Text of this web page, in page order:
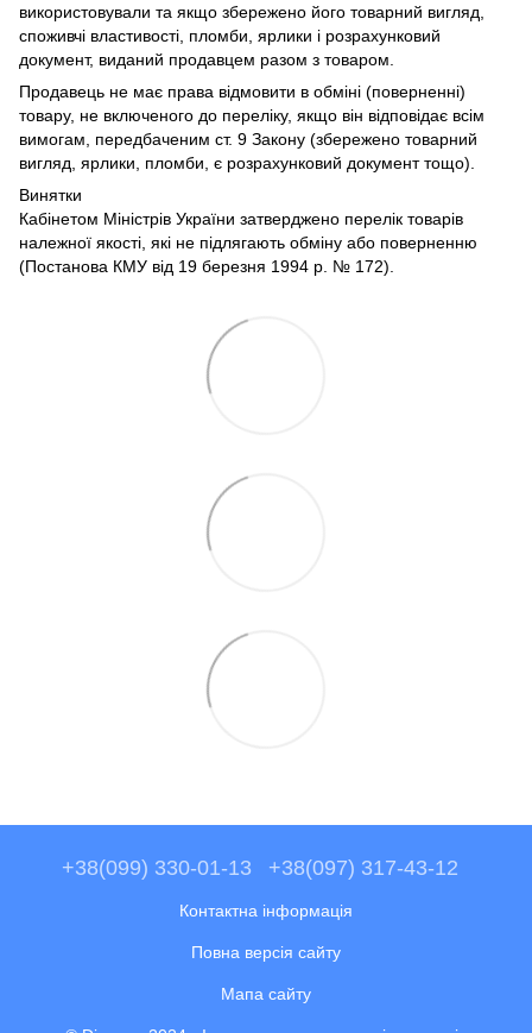
використовували та якщо збережено його товарний вигляд,
споживчі властивості, пломби, ярлики і розрахунковий
документ, виданий продавцем разом з товаром.
Продавець не має права відмовити в обміні (поверненні)
товару, не включеного до переліку, якщо він відповідає всім
вимогам, передбаченим ст. 9 Закону (збережено товарний
вигляд, ярлики, пломби, є розрахунковий документ тощо).
Винятки
Кабінетом Міністрів України затверджено перелік товарів
належної якості, які не підлягають обміну або поверненню
(Постанова КМУ від 19 березня 1994 р. № 172).
+38(099) 330-01-13 +38(097) 317-43-12
Контактна інформація
Повна версія сайту
Мапа сайту